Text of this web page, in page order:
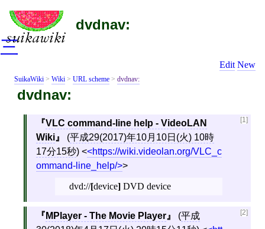
dvdnav:
Edit New
SuikaWiki > Wiki > URL scheme > dvdnav:
dvdnav:
[1]
VLC command-line help - VideoLAN
Wiki
(平成29(2017)年10月10日(火) 10時
17分15秒) < https://wiki.videolan.org/VLC_c
ommand-line_help/ >
dvd://[device]DVD device
[2]
MPlayer - The Movie Player (平成
三